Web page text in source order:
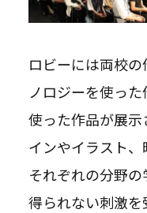
ロビーには両校
ノロジーを使っ
使った作品が展
インやイラスト、
それぞれの分野
得られない刺激を